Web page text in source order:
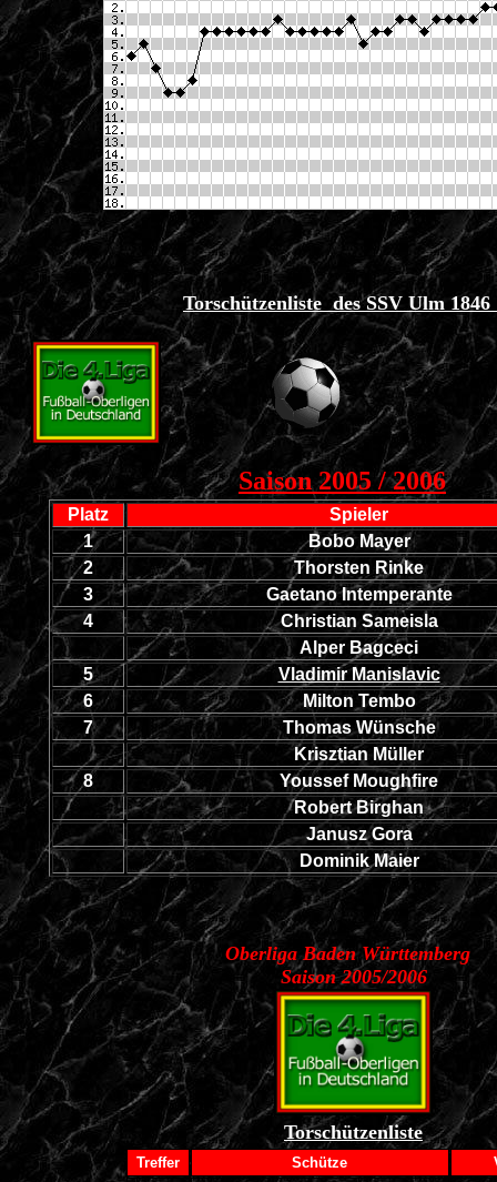
Torschützenliste des SSV Ulm
Saison 2005 / 2006
Platz
Spieler
1
Bobo Mayer
2
Thorsten Rinke
3
Gaetano Intemperante
4
Christian Sameisla
Alper Bagceci
5
Vladimir Manislavic
6
Milton Tembo
7
Thomas Wünsche
Krisztian Müller
8
Youssef Moughfire
Robert Birghan
Janusz Gora
Dominik Maier
Oberliga Baden Württemberg
Saison 2005/2006
Torschützenliste
Treffer Schütze